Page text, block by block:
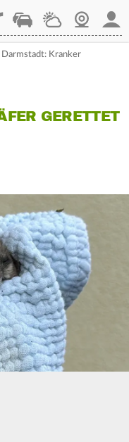
StaupilotWetterWebcam
Darmstadt: Kranker
GERETTET